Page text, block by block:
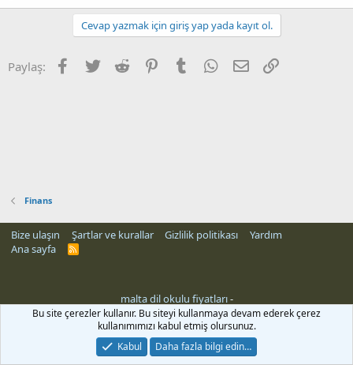
Cevap yazmak için giriş yap yada kayıt ol.
Paylaş: Facebook
Twitter Reddit PinterestTumblr WhatsApp
E-posta
Finans
Bize ulaşın Şartlar ve kurallar Gizlilik politikası
Yardım
Ana sayfa
R
malta dil okulu fiyatları-
Bu site çerezler kullanır. Bu siteyi kullanmaya devam ederek çerez
kullanımımızı kabul etmiş olursunuz.
Kabul
Daha fazla bilgi edin…